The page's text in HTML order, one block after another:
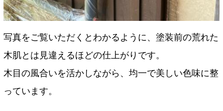
写真をご覧いただくとわかるように、塗装前の荒れた
木肌とは見違えるほどの仕上がりです。
木目の風合いを活かしながら、均一で美しい色味に整
っています。